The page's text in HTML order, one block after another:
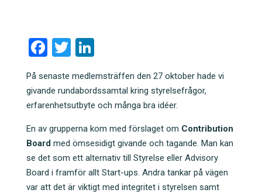
F
c
e
b
o
o
k
T
tt
er
Li
k
e
dI
n
På senaste medlemsträffen den 27 oktober hade vi
givande rundabordssamtal kring styrelsefrågor,
erfarenhetsutbyte och många bra idéer.
En av grupperna kom med förslaget om Contribution
Boardmed ömsesidigt givande och tagande. Man kan
se det som ett alternativ till Styrelse eller Advisory
Board i framför allt Start-ups. Andra tankar på vägen
var att det är viktigt med integritet i styrelsen samt